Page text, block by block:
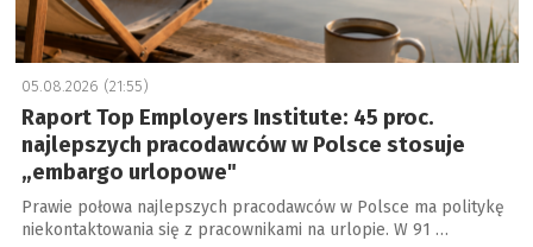
05.08.2026 (21:55)
Raport Top Employers Institute: 45 proc.
najlepszych pracodawców w Polsce stosuje
„embargo urlopowe"
Prawie połowa najlepszych pracodawców w Polsce ma politykę
niekontaktowania się z pracownikami na urlopie. W 91 …